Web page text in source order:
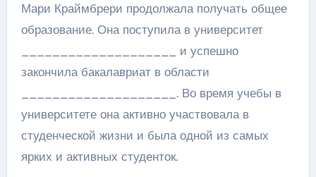
Мари Краймбрери продолжала получать общее
образование. Она поступила в университет
____________________ и успешно
закончила бакалавриат в области
____________________. Во время учебы в
университете она активно участвовала в
студенческой жизни и была одной из самых
ярких и активных студенток.